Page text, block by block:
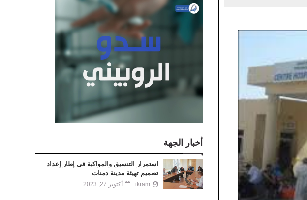
أخبار الجهة
استمرار التنسيق والمواكبة في إطار إعداد
تصميم تهيئة مدينة دمنات
ikram أكتوبر 27, 2023